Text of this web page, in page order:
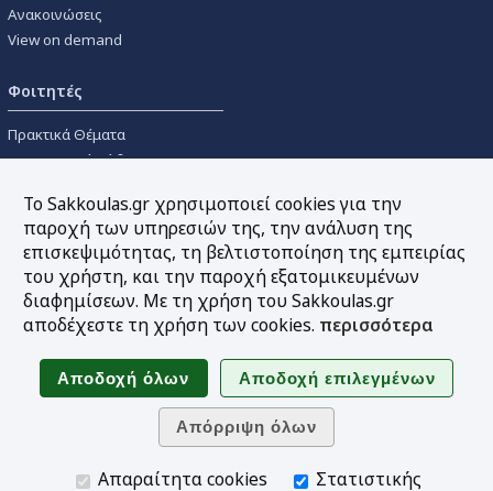
Ανακοινώσεις
View on demand
Φοιτητές
Πρακτικά Θέματα
Οικονομικοί Κώδικες
Συγγραμμάτων
Εργαλεία
Online υπολογισμός τόκων
Υπηρεσία Ηλεκτρονικής
Sitemap
Ακολουθήστε μας
Το Sakkoulas.gr χρησιμοποιεί cookies για την
παροχή των υπηρεσιών της, την ανάλυση της
επισκεψιμότητας, τη βελτιστοποίηση της εμπειρίας
του χρήστη, και την παροχή εξατομικευμένων
διαφημίσεων. Με τη χρήση του Sakkoulas.gr
αποδέχεστε τη χρήση των cookies. περισσότερα
Απαραίτητα cookies Στατιστικής